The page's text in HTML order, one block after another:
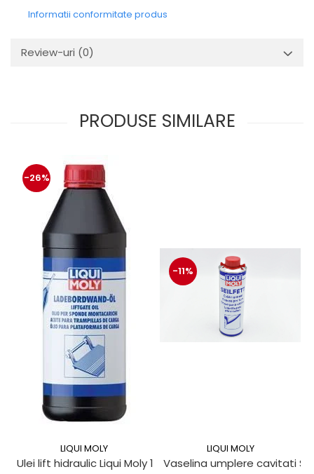
Informatii conformitate produs
Review-uri (0)
PRODUSE SIMILARE
-26%
LIQUI MOLY
Ulei lift hidraulic Liqui Moly 1 litru
-11%
LIQUI MOLY
Vaselina umplere cavitati